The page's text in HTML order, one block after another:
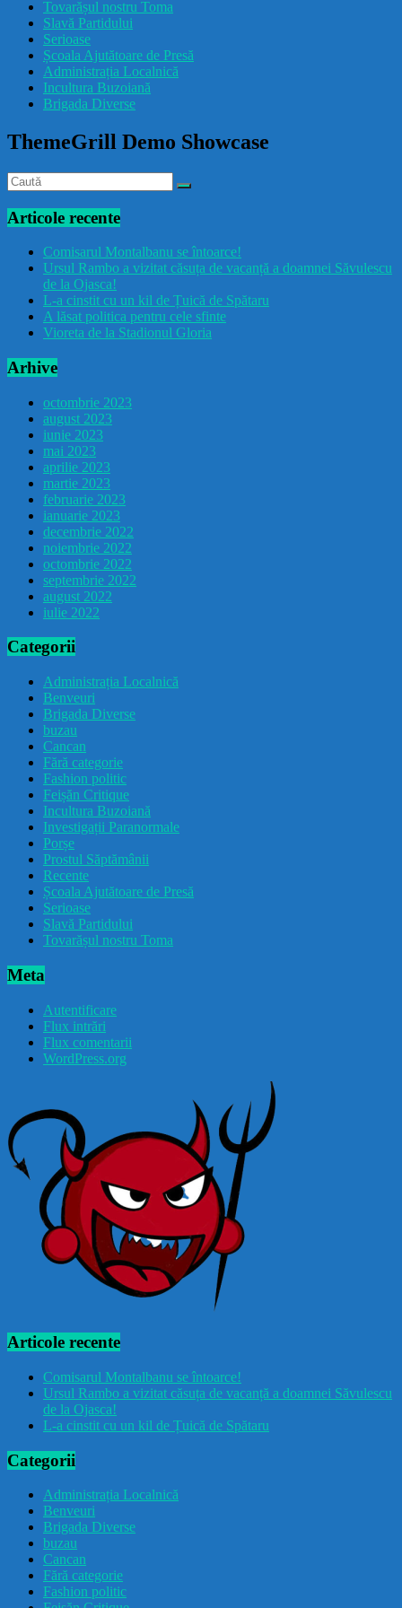
drăcușorulbuzoian
Tovarășul nostru Toma
Slavă Partidului
Serioase
Școala Ajutătoare de Presă
Administrația Localnică
Incultura Buzoiană
Brigada Diverse
ThemeGrill Demo Showcase
Articole recente
Comisarul Montalbanu se întoarce!
Ursul Rambo a vizitat căsuța de vacanță a doamnei Săvulescu
de la Ojasca!
L-a cinstit cu un kil de Țuică de Spătaru
A lăsat politica pentru cele sfinte
Vioreta de la Stadionul Gloria
Arhive
octombrie 2023
august 2023
iunie 2023
mai 2023
aprilie 2023
martie 2023
februarie 2023
ianuarie 2023
decembrie 2022
noiembrie 2022
octombrie 2022
septembrie 2022
august 2022
iulie 2022
Categorii
Administrația Localnică
Benveuri
Brigada Diverse
buzau
Cancan
Fără categorie
Fashion politic
Feișăn Critique
Incultura Buzoiană
Investigații Paranormale
Porșe
Prostul Săptămânii
Recente
Școala Ajutătoare de Presă
Serioase
Slavă Partidului
Tovarășul nostru Toma
Meta
Autentificare
Flux intrări
Flux comentarii
WordPress.org
Articole recente
Comisarul Montalbanu se întoarce!
Ursul Rambo a vizitat căsuța de vacanță a doamnei Săvulescu
de la Ojasca!
L-a cinstit cu un kil de Țuică de Spătaru
Categorii
Administrația Localnică
Benveuri
Brigada Diverse
buzau
Cancan
Fără categorie
Fashion politic